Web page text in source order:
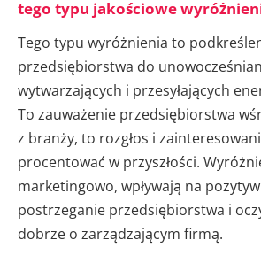
tego typu jakościowe
Tego typu wyróżnienia to
przedsiębiorstwa do
wytwarzających i przesyłających
To zauważenie przedsiębiorstwa
z branży, to rozgłos i
procentować w przyszłości.
marketingowo, wpływają na
postrzeganie przedsiębiorstwa i
dobrze o zarządzającym firmą.